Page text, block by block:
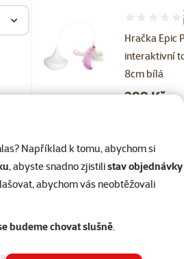
Například k tomu, abychom si
, abyste snadno zjistilistav objednávky
abychom vás neobtěžovali
budeme chovat slušně.
Hračka Epic
interaktivní
8cm bílá
Hodnocení
Cena
299 Kč
Skladem